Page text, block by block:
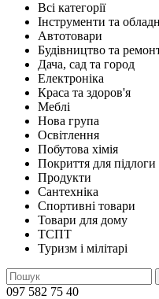
Всі категорії
Інструменти та
Автотовари
Будівництво та
Дача, сад та город
Електроніка
Краса та здоров'я
Меблі
Нова група
Освітлення
Побутова хімія
Покриття для підлоги
Продукти
Сантехніка
Спортивні товари
Товари для дому
ТСПТ
Туризм і мілітарі
097 582 75 40